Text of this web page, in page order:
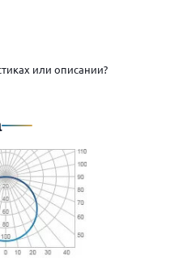
или описании?